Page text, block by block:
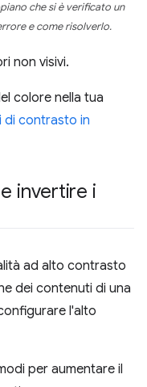
che si è verificato un
ecome risolverlo.
non visivi.
colore nella tua
di contrasto in
invertire i
ad alto contrasto
dei contenuti di una
l'alto
per aumentare il